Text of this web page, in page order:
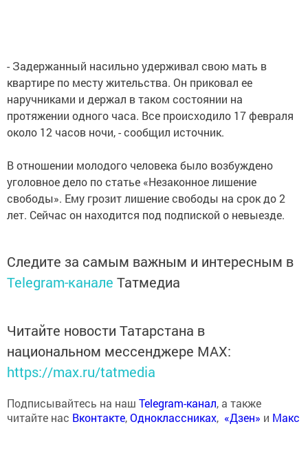
- Задержанный насильно удерживал свою мать в
квартире по месту жительства. Он приковал ее
наручниками и держал в таком состоянии на
протяжении одного часа. Все происходило 17 февраля
около 12 часов ночи, - сообщил источник.
В отношении молодого человека было возбуждено
уголовное дело по статье «Незаконное лишение
свободы». Ему грозит лишение свободы на срок до 2
лет. Сейчас он находится под подпиской о невыезде.
Следите за самым важным и интересным в
Telegram-канале Татмедиа
Читайте новости Татарстана в
национальном мессенджере MАХ:
https://max.ru/tatmedia
Подписывайтесь на наш Telegram-канал, а также
читайте нас Вконтакте,Одноклассниках, «Дзен» и Макс